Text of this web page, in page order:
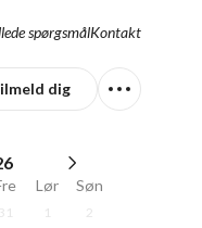
spørgsmålKontakt
dig
Lør Søn
31 1 2